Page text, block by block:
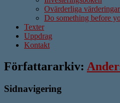
Ovärderliga värderingar
Do something before
Texter
Uppdrag
Kontakt
Författararkiv:
Sidnavigering